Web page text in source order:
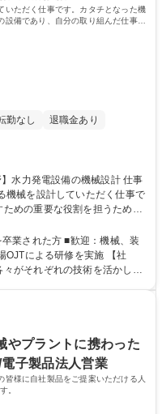
いただく仕事です。カタチとなった機
備であり、自分の取り組んだ仕事が
勤なし
退職金あり
機械を設計していただく仕事で
めの重要な役割を担うための
です。 当社アクアテ
任せします。 【業務内容】水
、スクリーン網場、鋼構造物
含まない ※変更範囲：当社
業された方 ■歓迎：機械、装
がそれぞれの技術を活かし各
やプラントに携わった
子製品法人営業
様に自社製品をご提案いただける人
。